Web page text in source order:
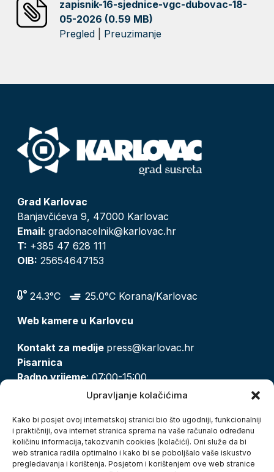
Upravljanje kolačićima
Kako bi posjet ovoj internetskoj stranici bio što ugodniji, funkcionalniji
i praktičniji, ova internet stranica sprema na vaše računalo određenu
količinu informacija, takozvanih cookies (kolačići). Oni služe da bi
web stranica radila optimalno i kako bi se poboljšalo vaše iskustvo
pregledavanja i korištenja. Posjetom i korištenjem ove web stranice
zapisnik-16-sjednice-vgc-dubovac-18-
05-2026 (0.59 MB)
Pregled
Preuzimanje
Grad Karlovac
Banjavčićeva 9, 47000 Karlovac
Email: gradonacelnik@karlovac.hr
T: +385 47 628 111
OIB: 25654647153
24.3°C
25.0°C Korana/Karlovac
Web kamere u Karlovcu
Kontakt za medije press@karlovac.hr
Pisarnica
Radno vrijeme: 07:00-15:00
pisarnica@karlovac.hr
Zaštita osobnih podataka
Pristup informacijama